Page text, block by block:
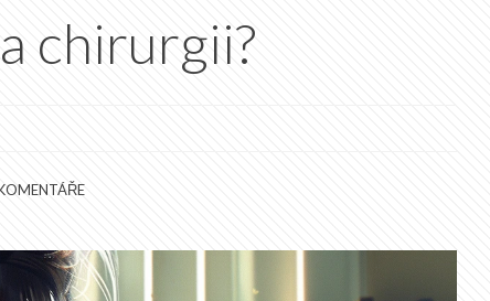
chirurgii?